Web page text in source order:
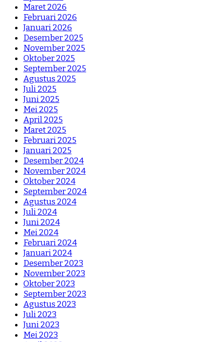
Maret 2026
Februari 2026
Januari 2026
Desember 2025
November 2025
Oktober 2025
September 2025
Agustus 2025
Juli 2025
Juni 2025
Mei 2025
April 2025
Maret 2025
Februari 2025
Januari 2025
Desember 2024
November 2024
Oktober 2024
September 2024
Agustus 2024
Juli 2024
Juni 2024
Mei 2024
Februari 2024
Januari 2024
Desember 2023
November 2023
Oktober 2023
September 2023
Agustus 2023
Juli 2023
Juni 2023
Mei 2023